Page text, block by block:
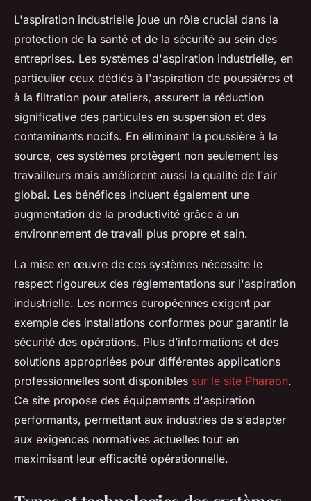
L'aspiration industrielle joue un rôle crucial dans la
protection de la santé et de la sécurité au sein des
entreprises. Les systèmes d'aspiration industrielle, en
particulier ceux dédiés à l'aspiration de poussières et
à la filtration pour ateliers, assurent la réduction
significative des particules en suspension et des
contaminants nocifs. En éliminant la poussière à la
source, ces systèmes protègent non seulement les
travailleurs mais améliorent aussi la qualité de l'air
global. Les bénéfices incluent également une
augmentation de la productivité grâce à un
environnement de travail plus propre et sain.
La mise en œuvre de ces systèmes nécessite le
respect rigoureux des réglementations sur l'aspiration
industrielle. Les normes européennes exigent par
exemple des installations conformes pour garantir la
sécurité des opérations. Plus d’informations et des
solutions appropriées pour différentes applications
professionnelles sont disponibles sur le site Pharaon.
Ce site propose des équipements d'aspiration
performants, permettant aux industries de s'adapter
aux exigences normatives actuelles tout en
maximisant leur efficacité opérationnelle.